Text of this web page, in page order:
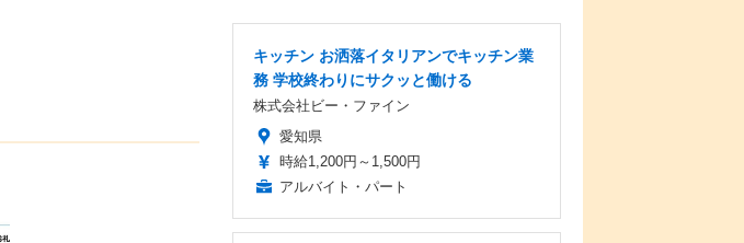
キッチン お洒落イタリアンでキッチン業
務 学校終わりにサクッと働ける
株式会社ビー・ファイン
愛知県
時給1,200円～1,500円
アルバイト・パート